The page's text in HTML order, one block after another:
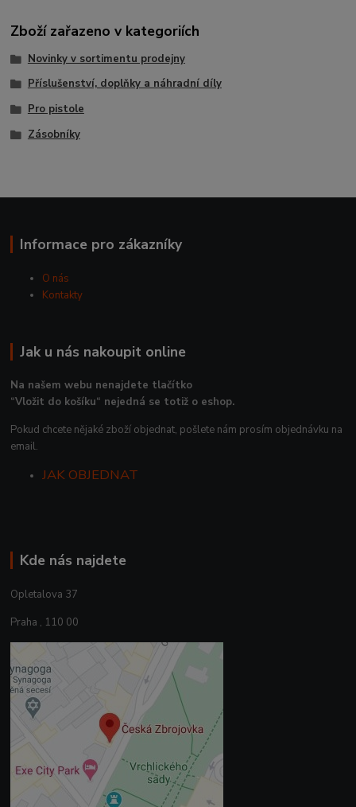
Zboží zařazeno v kategoriích
Novinky v sortimentu prodejny
Příslušenství, doplňky a náhradní díly
Pro pistole
Zásobníky
Informace pro zákazníky
O nás
Kontakty
Jak u nás nakoupit online
Na našem webu nenajdete tlačítko
“Vložit do košíku“ nejedná se totiž o eshop.
Pokud chcete nějaké zboží objednat, pošlete nám prosím objednávku na
email.
JAK OBJEDNAT
Kde nás najdete
Opletalova 37
Praha , 110 00